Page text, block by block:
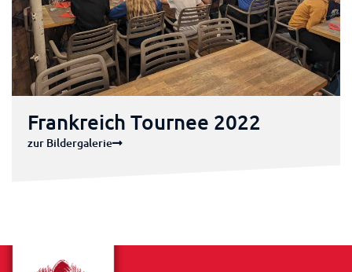
Frankreich Tournee 2022
zur Bildergalerie